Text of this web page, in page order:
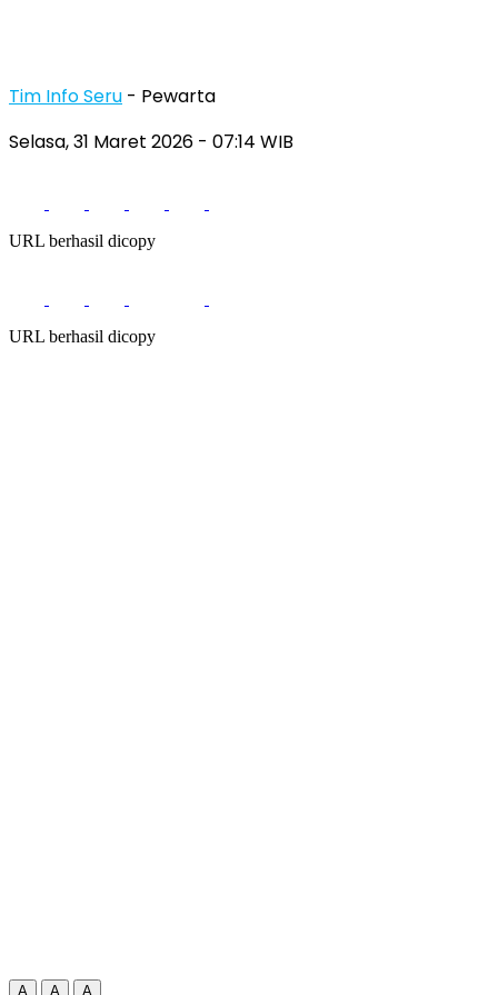
Tim Info Seru - Pewarta
Selasa, 31 Maret 2026 - 07:14 WIB
URL berhasil dicopy
URL berhasil dicopy
A A A